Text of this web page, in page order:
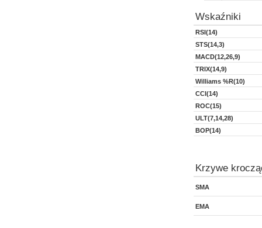
Wskaźniki
RSI(14)
STS(14,3)
MACD(12,26,9)
TRIX(14,9)
Williams %R(10)
CCI(14)
ROC(15)
ULT(7,14,28)
BOP(14)
Krzywe
SMA
EMA